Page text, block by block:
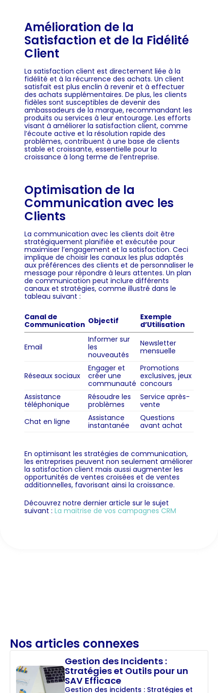
Amélioration de la
Satisfaction et de la Fidélité
Client
La satisfaction client est directement liée à la
fidélité et à la récurrence des achats. Un client
satisfait est plus enclin à revenir et à effectuer
des achats supplémentaires. De plus, les clients
fidèles sont susceptibles de devenir des
ambassadeurs de la marque, recommandant les
produits ou services à leur entourage. Les efforts
visant à améliorer la satisfaction client, comme
l’écoute active et la résolution rapide des
problèmes, contribuent à une base de clients
stable et croissante, essentielle pour la
croissance à long terme de l’entreprise.
Optimisation de la
Communication avec les
Clients
La communication avec les clients doit être
stratégiquement planifiée et exécutée pour
maximiser l’engagement et la satisfaction. Ceci
implique de choisir les canaux les plus adaptés
aux préférences des clients et de personnaliser le
message pour répondre à leurs attentes. Un plan
de communication peut inclure différents
canaux et stratégies, comme illustré dans le
tableau suivant :
Canal de
Communication Objectif
Exemple
d’Utilisation
Email
Informer sur
les
nouveautés
Newsletter
mensuelle
Réseaux sociaux
Engager et
créer une
communauté
Promotions
exclusives, jeux
concours
Assistance
téléphonique
Résoudre les
problèmes
Service après-
vente
Chat en ligne
Assistance
instantanée
Questions
avant achat
En optimisant les stratégies de communication,
les entreprises peuvent non seulement améliorer
la satisfaction client mais aussi augmenter les
opportunités de ventes croisées et de ventes
additionnelles, favorisant ainsi la croissance.
Découvrez notre dernier article sur le sujet
suivant : La maitrise de vos campagnes CRM
Nos articles connexes
Gestion des Incidents :
Stratégies et Outils pour un
SAV Efficace
Gestion des incidents : Stratégies et